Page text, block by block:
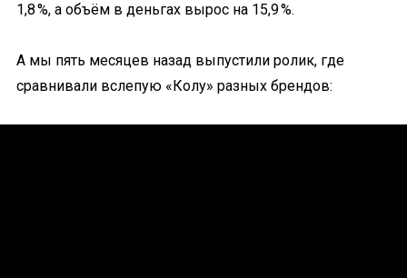
1,8 %, а объём в деньгах вырос на 15,9 %.
А мы пять месяцев назад выпустили ролик, где
сравнивали вслепую «Колу» разных брендов: